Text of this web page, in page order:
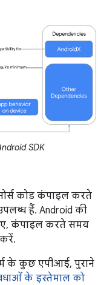
SDK
कोड कंपाइल करते
हैं. Android की
कंपाइल करते समय
के कुछ एपीआई, पुराने
के इस्तेमाल को